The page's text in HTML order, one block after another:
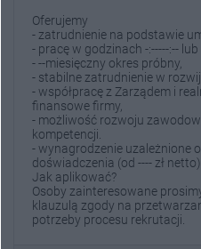
Oferujemy
- zatrudnienie na podstawie
- pracę w godzinach -:-----:-- lub
- --miesięczny okres próbny,
- stabilne zatrudnienie w
- współpracę z Zarządem i
finansowe firmy,
- możliwość rozwoju
kompetencji.
- wynagrodzenie uzależnione
doświadczenia (od ---- zł netto).
Jak aplikować?
Osoby zainteresowane
klauzulą zgody na
potrzeby procesu rekrutacji.